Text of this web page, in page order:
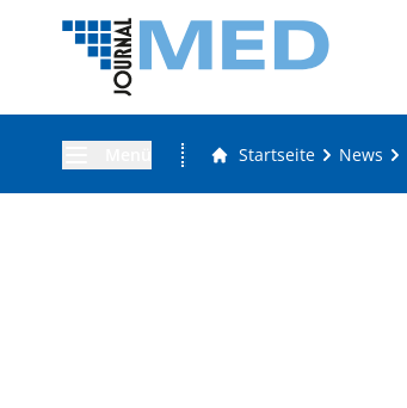
Startseite News